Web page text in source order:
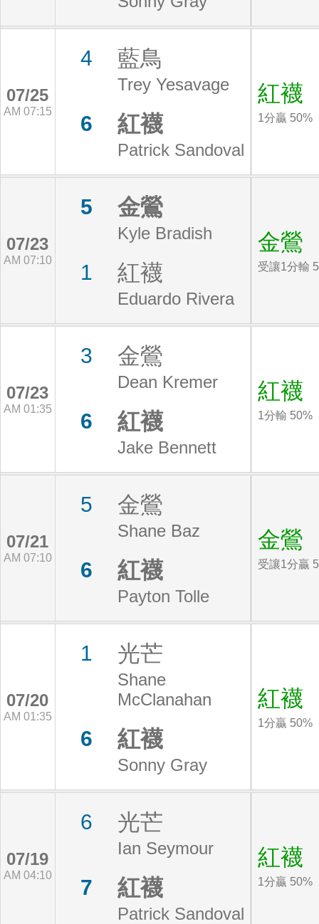
07/25
AM 07:15
4 藍鳥
Trey Yesavage
6 紅襪
Patrick Sandoval
紅襪
1分贏 50%
07/23
AM 07:10
5 金鶯
Kyle Bradish
1 紅襪
Eduardo Rivera
金鶯
受讓1分輸
07/23
AM 01:35
3 金鶯
Dean Kremer
6 紅襪
Jake Bennett
紅襪
1分輸 50%
07/21
AM 07:10
5 金鶯
Shane Baz
6 紅襪
Payton Tolle
金鶯
受讓1分贏
07/20
AM 01:35
1 光芒
Shane
McClanahan
6 紅襪
Sonny Gray
紅襪
1分贏 50%
07/19
AM 04:10
6 光芒
Ian Seymour
7 紅襪
Patrick Sandoval
紅襪
1分贏 50%